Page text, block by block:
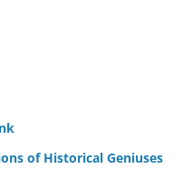
of Historical Geniuses